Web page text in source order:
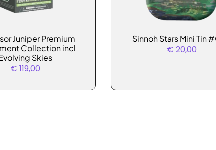
Juniper Premium
Collection incl
Skies
€ 119,00
Sinnoh Stars Mini Tin
€ 20,00